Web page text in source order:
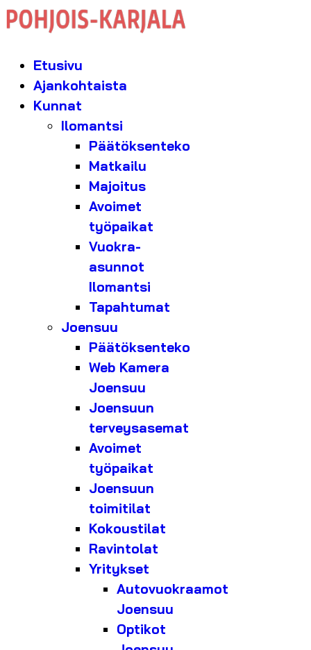
Etusivu
Ajankohtaista
Kunnat
Ilomantsi
Päätöksenteko
Matkailu
Majoitus
Avoimet
työpaikat
Vuokra-
asunnot
Ilomantsi
Tapahtumat
Joensuu
Päätöksenteko
Web Kamera
Joensuu
Joensuun
terveysasemat
Avoimet
työpaikat
Joensuun
toimitilat
Kokoustilat
Ravintolat
Yritykset
Autovuokraamot
Joensuu
Optikot